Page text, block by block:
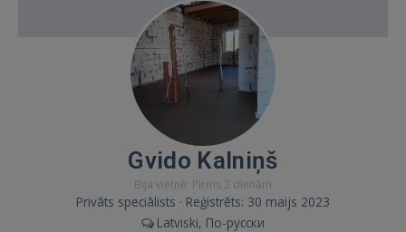
Gvido Kalniņš
Bija vietnē: Pirms 2 dienām
Privāts speciālists · Reģistrēts: 30 maijs 2023
Latviski, По-русски